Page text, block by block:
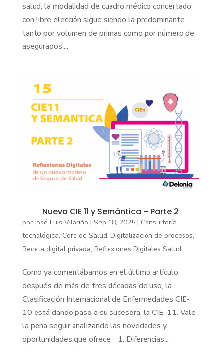
salud, la modalidad de cuadro médico concertado
con libre elección sigue siendo la predominante,
tanto por volumen de primas como por número de
asegurados....
Nuevo CIE 11 y Semántica – Parte 2
porJosé Luis Vilariño | Sep 18, 2025| Consultoría
tecnológica, Core de Salud, Digitalización de procesos,
Receta digital privada, Reflexiones Digitales Salud
Como ya comentábamos en el último artículo,
después de más de tres décadas de uso, la
Clasificación Internacional de Enfermedades CIE-
10 está dando paso a su sucesora, la CIE-11. Vale
la pena seguir analizando las novedades y
oportunidades que ofrece. 1. Diferencias...